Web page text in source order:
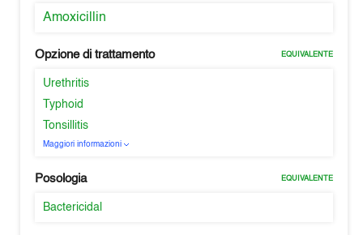
Amoxicillin
Opzione di trattamento EQUIVALENTE
Urethritis
Typhoid
Tonsillitis
Maggiori informazioni
Posologia EQUIVALENTE
Bactericidal